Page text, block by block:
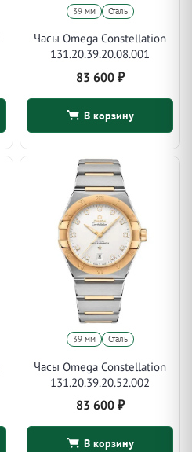
39 мм Сталь
Часы Omega Constellation
131.20.39.20.08.001
83 600 ₽
В корзину
39 мм Сталь
Часы Omega Constellation
131.20.39.20.52.002
83 600 ₽
В корзину